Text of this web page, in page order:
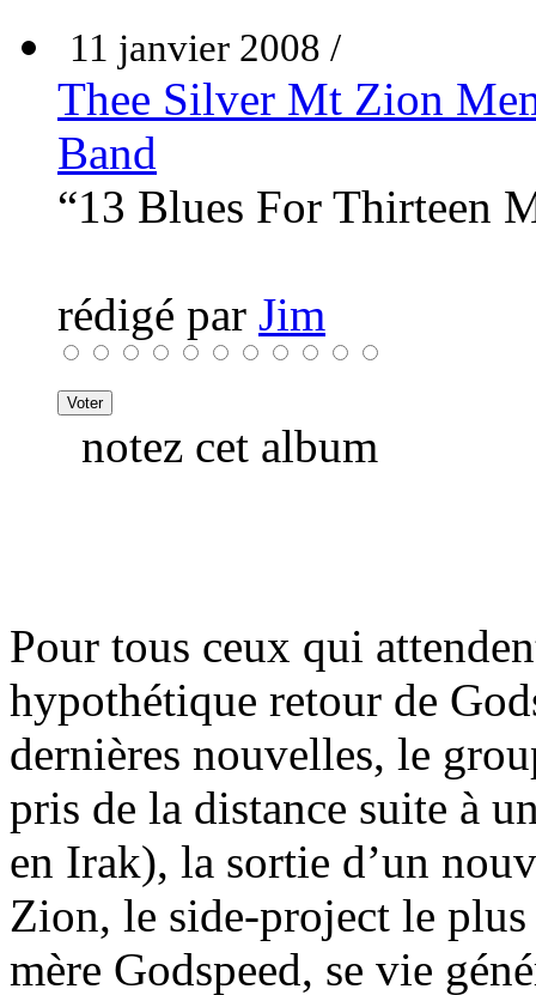
11 janvier 2008 /
Thee Silver Mt Zion
Band
“13 Blues For Thirteen
rédigé par Jim
notez cet album
Pour tous ceux qui
hypothétique retour de
dernières nouvelles, le
pris de la distance suite à
en Irak), la sortie d’un
Zion, le side-project le
mère Godspeed, se vie